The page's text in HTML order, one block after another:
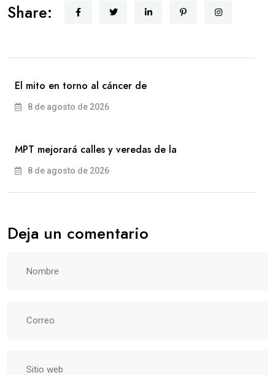
Share:
El mito en torno al cáncer de
8 de agosto de 2026
MPT mejorará calles y veredas de la
8 de agosto de 2026
Deja un comentario